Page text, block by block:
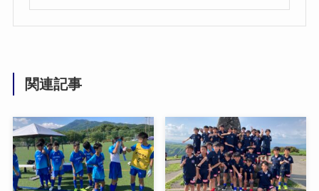
関連記事